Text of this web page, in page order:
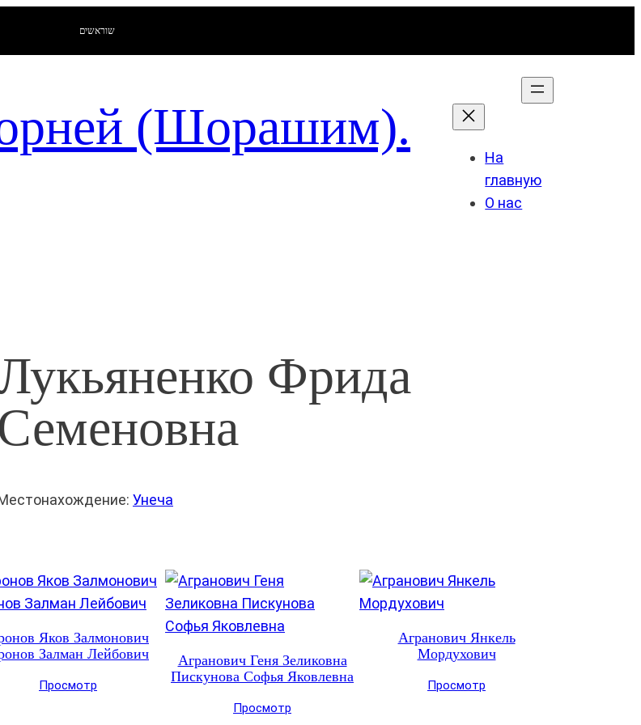
שוראשים
(Шорашим).
На
главную
О нас
Фрида
Унеча
Яков Залмонович
Залман Лейбович
Просмотр
Агранович Геня Зеликовна
Пискунова Софья Яковлевна
Просмотр
Агранович Янкель
Мордухович
Просмотр